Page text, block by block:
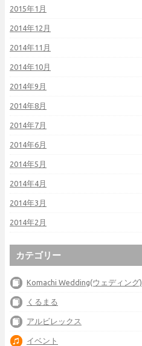
2015年1月
2014年12月
2014年11月
2014年10月
2014年9月
2014年8月
2014年7月
2014年6月
2014年5月
2014年4月
2014年3月
2014年2月
カテゴリー
Komachi Wedding(ウェディング)
くるまる
アルビレックス
イベント